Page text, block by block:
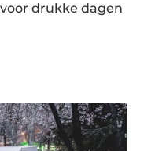
drukke dagen